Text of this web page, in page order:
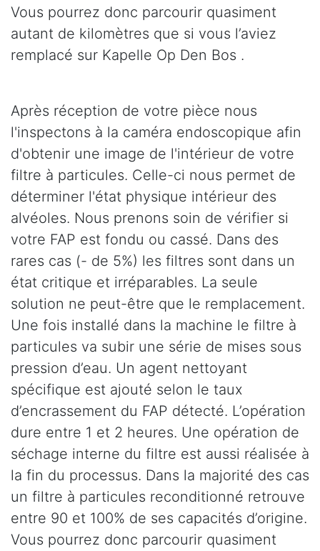
Vous pourrez donc parcourir quasiment
autant de kilomètres que si vous l’aviez
remplacé sur Kapelle Op Den Bos .
Après réception de votre pièce nous
l'inspectons à la caméra endoscopique afin
d'obtenir une image de l'intérieur de votre
filtre à particules. Celle-ci nous permet de
déterminer l'état physique intérieur des
alvéoles. Nous prenons soin de vérifier si
votre FAP est fondu ou cassé. Dans des
rares cas (- de 5%) les filtres sont dans un
état critique et irréparables. La seule
solution ne peut-être que le remplacement.
Une fois installé dans la machine le filtre à
particules va subir une série de mises sous
pression d’eau. Un agent nettoyant
spécifique est ajouté selon le taux
d’encrassement du FAP détecté. L’opération
dure entre 1 et 2 heures. Une opération de
séchage interne du filtre est aussi réalisée à
la fin du processus. Dans la majorité des cas
un filtre à particules reconditionné retrouve
entre 90 et 100% de ses capacités d’origine.
Vous pourrez donc parcourir quasiment